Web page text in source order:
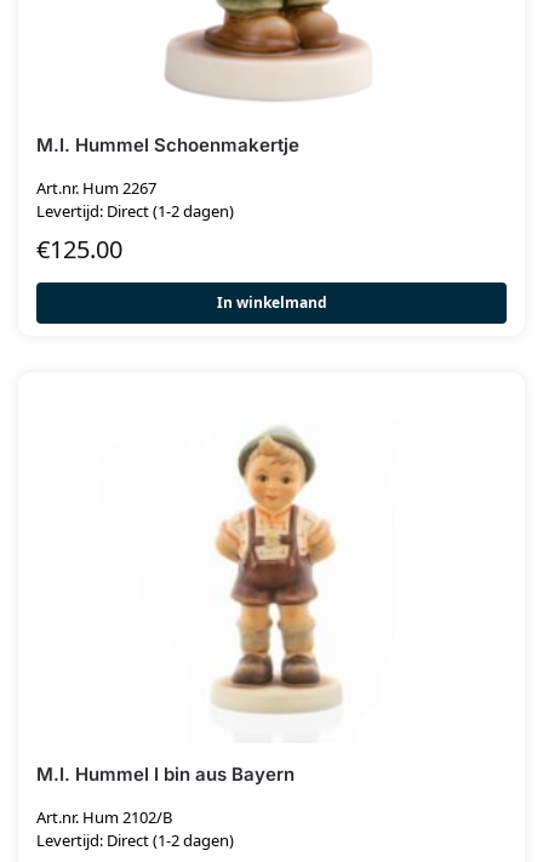
M.I. Hummel Schoenmakertje
Art.nr. Hum 2267
Levertijd: Direct (1-2 dagen)
€125.00
In winkelmand
M.I. Hummel I bin aus Bayern
Art.nr. Hum 2102/B
Levertijd: Direct (1-2 dagen)